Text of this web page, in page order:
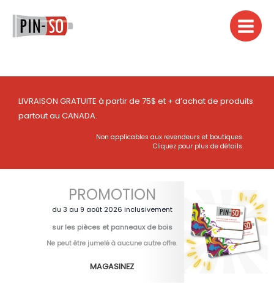
contenu
LIVRAISON GRATUITE à partir de 75$ et + d’achat de produits
partout au CANADA.
Non applicables aux revendeurs et boutiques.
Cliquez pour plus de détails.
PROMOTION
du 3 au 9 août 2026 inclusivement
sur les pièces et panneaux de bois
Ne peut être jumelé à aucune autre offre.
MAGASINEZ